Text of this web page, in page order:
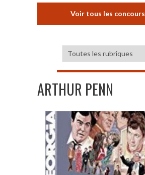
Voir tous les concours
ARTHUR PENN